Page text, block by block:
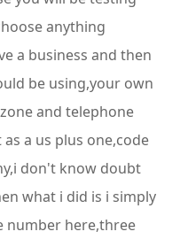
anything
a business and then
be using,your own
and telephone
a us plus one,code
don't know doubt
what i did is i simply
number here,three